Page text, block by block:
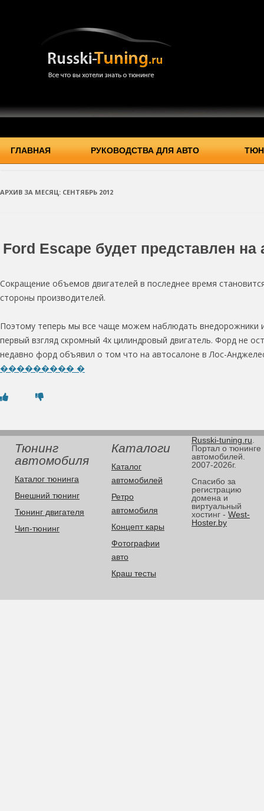
ГЛАВНАЯ РУКОВОДСТВА ДЛЯ АВТО
АРХИВ ЗА МЕСЯЦ: СЕНТЯБРЬ 2012
Ford Escape будет представлен
Сокращение объемов двигателей в последнее время
стороны производителей.
Поэтому теперь мы все чаще можем наблюдать внедорожники
первый взгляд скромный 4х цилиндровый двигатель. Форд не
недавно форд объявил о том что на автосалоне в Лос-
��������� �
Тюнинг
автомобиля
Каталог тюнинга
Внешний тюнинг
Тюнинг двигателя
Чип-тюнинг
Каталоги
Каталог
автомобилей
Ретро
автомобиля
Концепт кары
Фотографии
авто
Краш тесты
Russki-tuning.ru
Портал о тюнинге
автомобилей.
2007-2026г.
Спасибо за
регистрацию
домена и
виртуальный
хостинг - West-
Hoster.by